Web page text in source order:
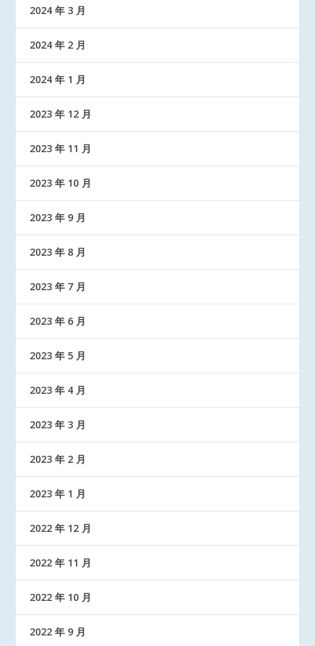
2024 年 3 月
2024 年 2 月
2024 年 1 月
2023 年 12 月
2023 年 11 月
2023 年 10 月
2023 年 9 月
2023 年 8 月
2023 年 7 月
2023 年 6 月
2023 年 5 月
2023 年 4 月
2023 年 3 月
2023 年 2 月
2023 年 1 月
2022 年 12 月
2022 年 11 月
2022 年 10 月
2022 年 9 月